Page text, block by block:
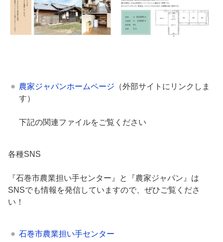
農家ジャパンホームページ （外部サイトにリンクしま
す）
下記の関連ファイルをご覧ください
各種SNS
『石巻市農業担い手センター』と『農家ジャパン』は
SNSでも情報を発信していますので、ぜひご覧くださ
い！
石巻市農業担い手センター